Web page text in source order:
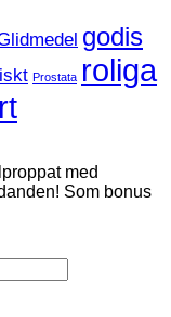
godis
Prostata roliga
med
Som bonus